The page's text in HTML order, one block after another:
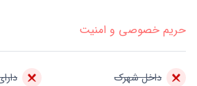
حریم خصوصی و امنیت
داخل شهرک